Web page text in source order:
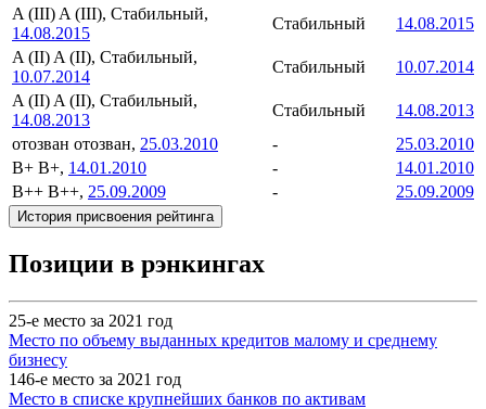
A (III) A (III), Стабильный,
14.08.2015
Стабильный
14.08.2015
A (II) A (II), Стабильный,
10.07.2014
Стабильный
10.07.2014
A (II) A (II), Стабильный,
14.08.2013
Стабильный
14.08.2013
отозван отозван, 25.03.2010 -
25.03.2010
B+ B+, 14.01.2010 -
14.01.2010
B++ B++, 25.09.2009 - 25.09.2009
История присвоения рейтинга
Позиции в рэнкингах
25-е место за 2021 год
Место по объему выданных кредитов малому и среднему
бизнесу
146-е место за 2021 год
Место в списке крупнейших банков по активам